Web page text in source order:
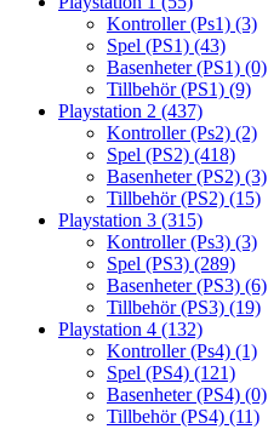
Kontroller (Ps1) (3)
Spel (PS1) (43)
Basenheter (PS1) (0)
Tillbehör (PS1) (9)
Playstation 2 (437)
Kontroller (Ps2) (2)
Spel (PS2) (418)
Basenheter (PS2) (3)
Tillbehör (PS2) (15)
Playstation 3 (315)
Kontroller (Ps3) (3)
Spel (PS3) (289)
Basenheter (PS3) (6)
Tillbehör (PS3) (19)
Playstation 4 (132)
Kontroller (Ps4) (1)
Spel (PS4) (121)
Basenheter (PS4) (0)
Tillbehör (PS4) (11)